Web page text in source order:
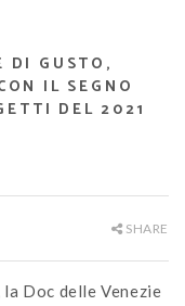
DI GUSTO,
IL SEGNO
DEL 2021
SHARE
Doc delle Venezie